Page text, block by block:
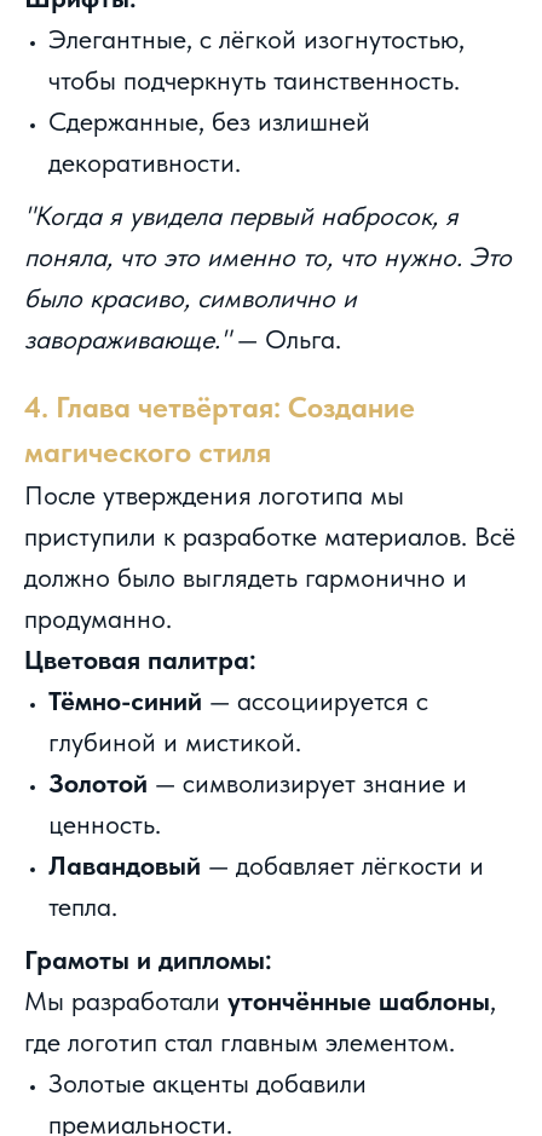
Элегантные, с лёгкой изогнутостью,
чтобы подчеркнуть таинственность.
Сдержанные, без излишней
декоративности.
"Когда я увидела первый набросок, я
поняла, что это именно то, что нужно. Это
было красиво, символично и
завораживающе."— Ольга.
4. Глава четвёртая: Создание
магического стиля
После утверждения логотипа мы
приступили к разработке материалов. Всё
должно было выглядеть гармонично и
продуманно.
Цветовая палитра:
Тёмно-синий — ассоциируется с
глубиной и мистикой.
Золотой — символизирует знание и
ценность.
Лавандовый — добавляет лёгкости и
тепла.
Грамоты и дипломы:
Мы разработали утончённые шаблоны,
где логотип стал главным элементом.
Золотые акценты добавили
премиальности.